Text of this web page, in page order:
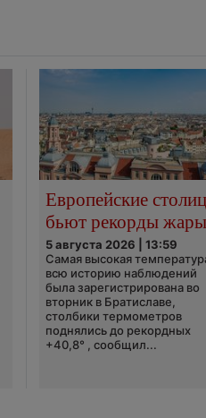
Европейские
бьют рекорды жары
5 августа 2026 | 13:59
Самая высокая
всю историю наблюдений
была зарегистрирована во
вторник в Братиславе,
столбики термометров
поднялись до рекордных
+40,8° , сообщил...